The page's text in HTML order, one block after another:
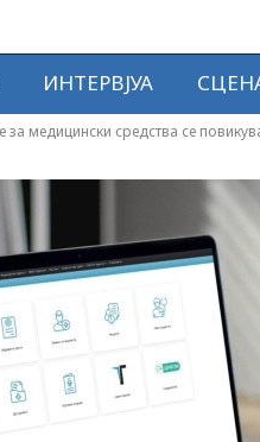
ИНТЕРВЈУА
медицински средства се